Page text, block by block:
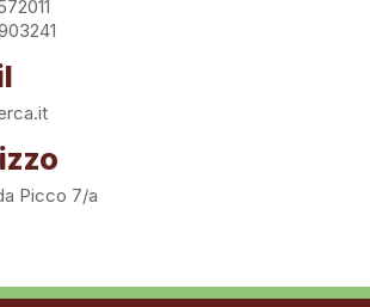
Picco 7/a